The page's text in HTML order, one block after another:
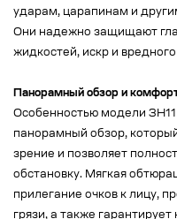
ударам, царапинам и
Они надежно защищают
жидкостей, искр и
Панорамный обзор и
Особенностью модели ЗН11
панорамный обзор,
зрение и позволяет
обстановку. Мягкая
прилегание очков к лицу,
грязи, а также